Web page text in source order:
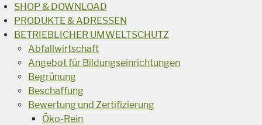
SHOP & DOWNLOAD
PRODUKTE & ADRESSEN
BETRIEBLICHER UMWELTSCHUTZ
Abfallwirtschaft
Angebot für Bildungseinrichtungen
Begrünung
Beschaffung
Bewertung und Zertifizierung
Öko-Rein